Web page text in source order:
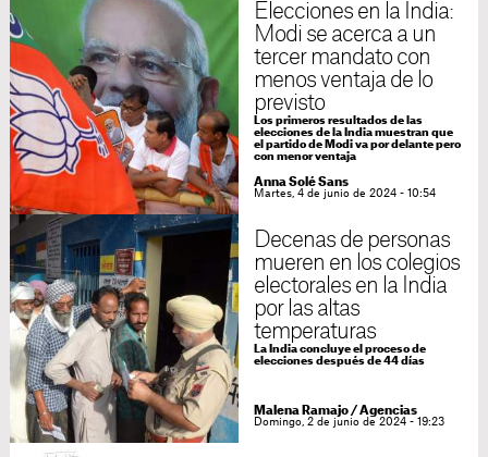
Elecciones en la India:
Modi se acerca a un
tercer mandato con
menos ventaja de lo
previsto
Los primeros resultados de las
elecciones de la India muestran que
el partido de Modi va por delante pero
con menor ventaja
Anna Solé Sans
Martes, 4 de junio de 2024 - 10:54
Decenas de personas
mueren en los colegios
electorales en la India
por las altas
temperaturas
La India concluye el proceso de
elecciones después de 44 días
Malena Ramajo/Agencias
Domingo, 2 de junio de 2024 - 19:23